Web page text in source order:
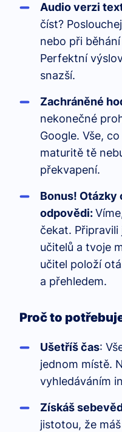
Audio verzi
číst?
nebo při
Perfektní
snazší.
Zachráněné
nekonečné
Google. Vše,
maturitě tě
překvapení.
Bonus! Otázky
odpovědi:
čekat.
učitelů a tvoje
učitel položí
a přehledem.
Proč to
Ušetříš čas:
jednom místě.
vyhledáváním
Získáš
jistotou, že